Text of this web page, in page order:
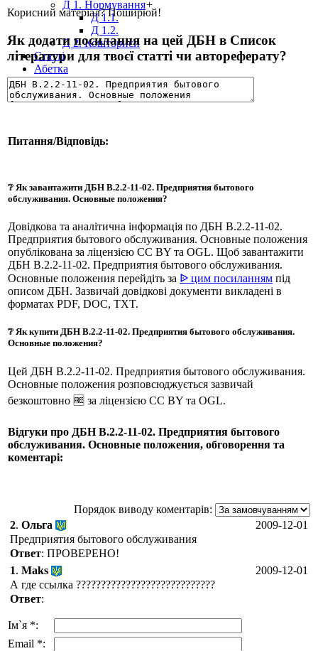
Д 1. Нормування+
Д 1.1.
Д 1.2.
Д 2. Кошториси
Статті
Абетка
Корисний матеріал? Поширюй!
Як додати посилання на цей ДБН в Список
літератури для твоєї статті чи автореферату?
Питання/Відповідь:
❔ Як завантажити ДБН В.2.2-11-02. Предприятия бытового
обслуживания. Основные положения?
Довідкова та аналітична інформація по ДБН В.2.2-11-02.
Предприятия бытового обслуживания. Основные положения
опублікована за ліцензією CC BY та OGL. Щоб завантажити
ДБН В.2.2-11-02. Предприятия бытового обслуживания.
Основные положения перейдіть за ᐉ цим посиланням під
описом ДБН. Зазвичай довідкові документи викладені в
форматах PDF, DOC, TXT.
❔ Як купити ДБН В.2.2-11-02. Предприятия бытового обслуживания.
Основные положения?
Цей ДБН В.2.2-11-02. Предприятия бытового обслуживания.
Основные положения розповсюджується зазвичай
безкоштовно 🆓 за ліцензією CC BY та OGL.
Відгуки про ДБН В.2.2-11-02. Предприятия бытового
обслуживания. Основные положения, обговорення та
коментарі:
Порядок виводу коментарів:
2009-12-01
2. Ольга
Предприятия бытового обслуживания
Ответ: ПРОВЕРЕНО!
2009-12-01
1. Maks
А где ссылка ????????????????????????????
Ответ:
Ім`я *:
Email *: